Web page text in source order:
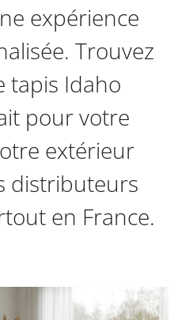
expérience
Trouvez
tapis Idaho
pour votre
extérieur
distributeurs
en France.